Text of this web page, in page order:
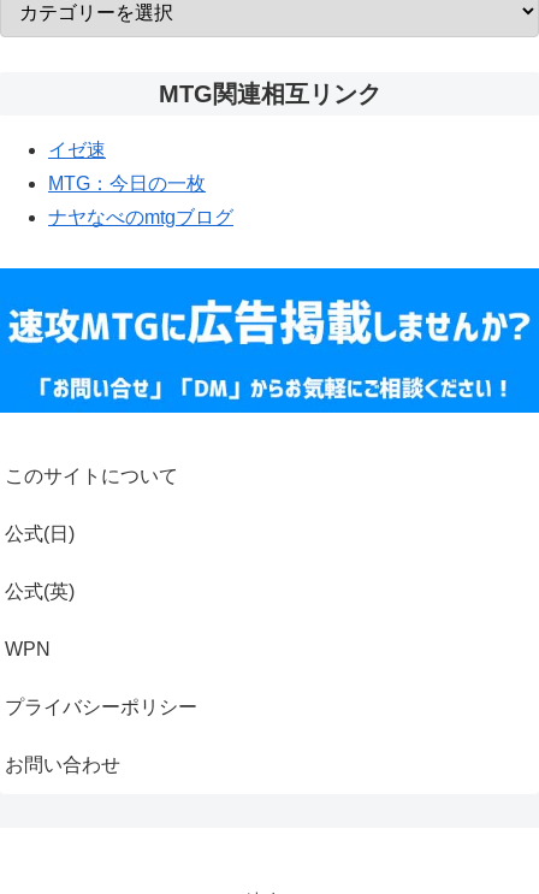
MTG関連相互リンク
イゼ速
MTG：今日の一枚
ナヤなべのmtgブログ
このサイトについて
公式(日)
公式(英)
WPN
プライバシーポリシー
お問い合わせ